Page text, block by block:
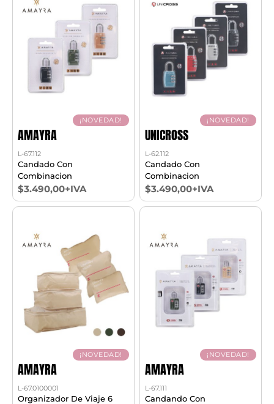
¡NOVEDAD!
AMAYRA
L-67.112
Candado Con
Combinacion
$3.490,00+IVA
¡NOVEDAD!
UNICROSS
L-62.112
Candado Con
Combinacion
$3.490,00+IVA
¡NOVEDAD!
AMAYRA
L-67.0100001
Organizador De Viaje 6
¡NOVEDAD!
AMAYRA
L-67.111
Candando Con